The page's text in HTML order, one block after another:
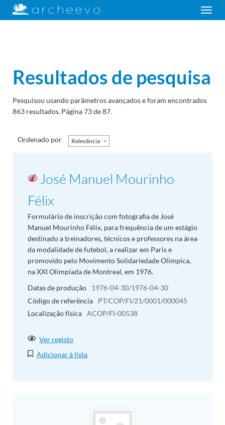
Toggle
navigation
Resultados de pesquisa
Pesquisou usando parâmetros avançados e foram encontrados
863 resultados.Página 73 de 87.
Ordenado por Relevância
José Manuel Mourinho
Félix
Formulário de inscrição com fotografia de José
Manuel Mourinho Félix, para frequência de um estágio
destinado a treinadores, técnicos e professores na área
da modalidade de futebol, a realizar em Paris e
promovido pelo Movimento Solidariedade Olímpica,
na XXI Olimpíada de Montreal, em 1976.
Datas de produção
1976-04-30/1976-04-30
Código de referência
PT/COP/FI/21/0001/000045
Localização física ACOP/FI-00538
Ver registo
Adicionar à lista